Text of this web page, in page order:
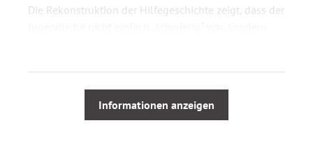
Die Rekonstruktion der Hilfegeschichte zeigt, dass der
erfolgreicher Hilfen ist bzw. erst noch werden muss.
Informationen anzeigen